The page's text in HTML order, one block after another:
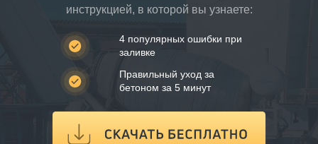
4 популярных ошибки при
заливке
Правильный уход за
бетоном за 5 минут
инструкцией, в которой вы узнаете: